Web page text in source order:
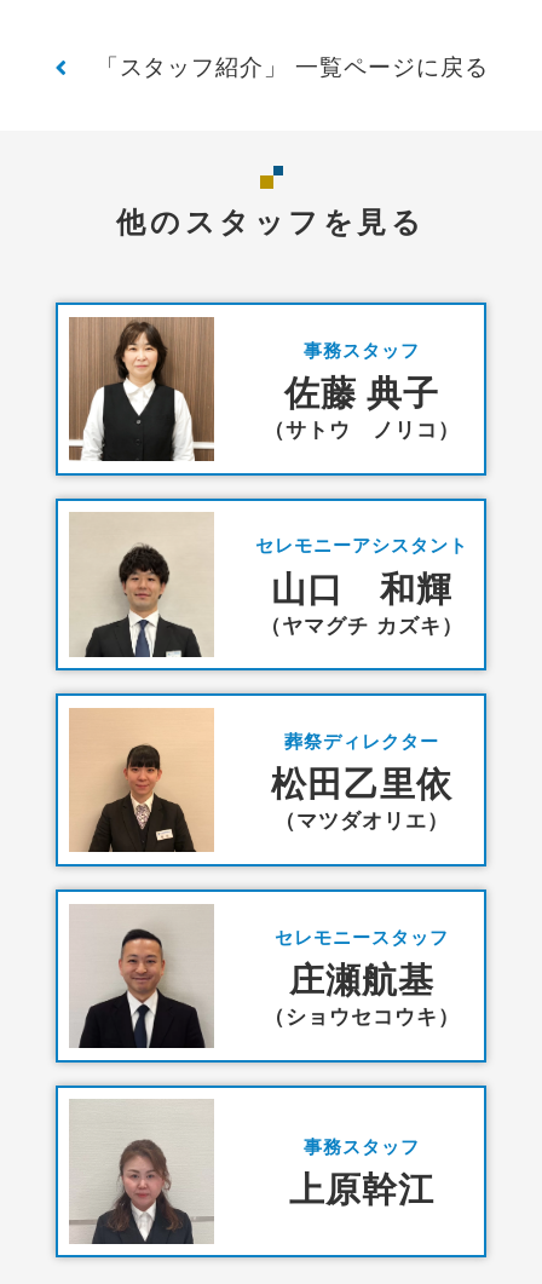
「スタッフ紹介」 一覧ページに戻る
他のスタッフを見る
事務スタッフ
佐藤 典子
（サトウ ノリコ）
セレモニーアシスタント
山口 和輝
（ヤマグチ カズキ）
葬祭ディレクター
松田乙里依
（マツダオリエ）
セレモニースタッフ
庄瀬航基
（ショウセコウキ）
事務スタッフ
上原幹江